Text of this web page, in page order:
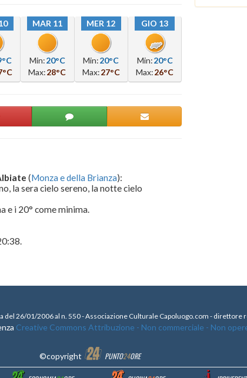
MAR 11
Min:20°C
Max:28°C
MER 12
Min:20°C
Max:27°C
GIO 13
Min:20°C
Max:26°C
(Monza e della Brianza):
la sera cielo sereno, la notte cielo
e i 20° come minima.
26/01/2006 al n. 550 - Associazione Culturale Capoluogo.com - direttore
Creative Commons Attribuzione - Non commerciale - Non
©copyright
PUNTO24ORE